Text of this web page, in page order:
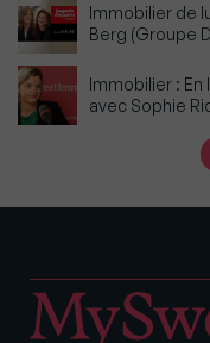
Immobilier de
Berg (Groupe
Immobilier : En
avec Sophie